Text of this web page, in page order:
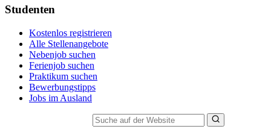
Studenten
Kostenlos registrieren
Alle Stellenangebote
Nebenjob suchen
Ferienjob suchen
Praktikum suchen
Bewerbungstipps
Jobs im Ausland